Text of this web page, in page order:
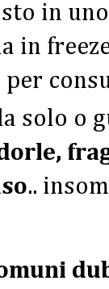
in
in
per
solo o
..